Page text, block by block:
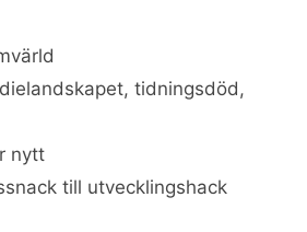
,tidningsdöd ,
nytt
till utvecklingshack